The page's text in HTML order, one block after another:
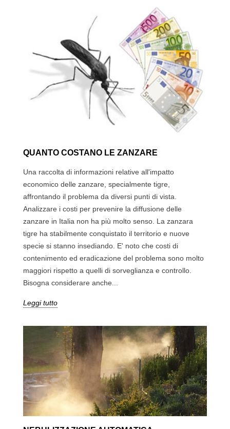
QUANTO COSTANO LE ZANZARE
Una raccolta di informazioni relative all'impatto
economico delle zanzare, specialmente tigre,
affrontando il problema da diversi punti di vista.
Analizzare i costi per prevenire la diffusione delle
zanzare in Italia non ha più molto senso. La zanzara
tigre ha stabilmente conquistato il territorio e nuove
specie si stanno insediando. E' noto che costi di
contenimento ed eradicazione del problema sono molto
maggiori rispetto a quelli di sorveglianza e controllo.
Bisogna considerare anche...
Leggi tutto